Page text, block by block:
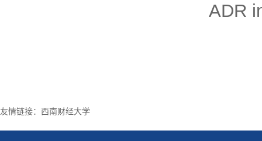
ADR
友情链接： 西南财经大学